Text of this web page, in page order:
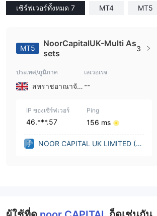
เซิร์ฟเวอร์ทั้งหมด 7 MT4 MT5
MT5
NoorCapitalUK-Multi As
sets
3
ประเทศ/ภูมิภาค
สหราชอาณาจักร
เลเวอเรจ
--
IP ของเซิร์ฟเวอร์
46.***.57
Ping
156 ms
NOOR CAPITAL UK LIMITED (U